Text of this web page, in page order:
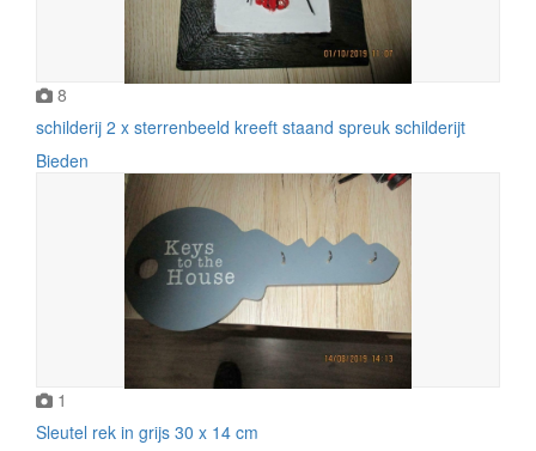
8
schilderij 2 x sterrenbeeld kreeft staand spreuk schilderijt
Bieden
1
Sleutel rek in grijs 30 x 14 cm